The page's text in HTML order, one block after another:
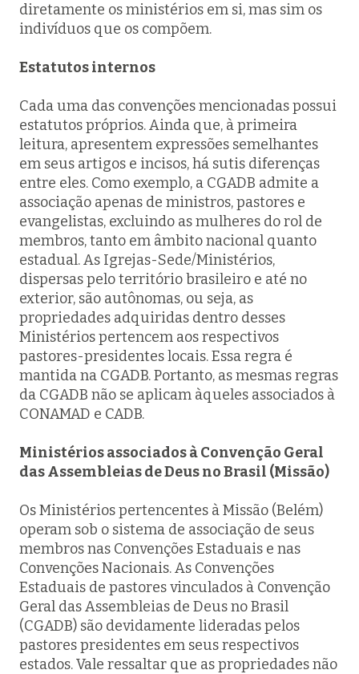
diretamente os ministérios em si, mas sim os
indivíduos que os compõem.
Estatutos internos
Cada uma das convenções mencionadas possui
estatutos próprios. Ainda que, à primeira
leitura, apresentem expressões semelhantes
em seus artigos e incisos, há sutis diferenças
entre eles. Como exemplo, a CGADB admite a
associação apenas de ministros, pastores e
evangelistas, excluindo as mulheres do rol de
membros, tanto em âmbito nacional quanto
estadual. As Igrejas-Sede/Ministérios,
dispersas pelo território brasileiro e até no
exterior, são autônomas, ou seja, as
propriedades adquiridas dentro desses
Ministérios pertencem aos respectivos
pastores-presidentes locais. Essa regra é
mantida na CGADB. Portanto, as mesmas regras
da CGADB não se aplicam àqueles associados à
CONAMAD e CADB.
Ministérios associados à Convenção Geral
das Assembleias de Deus no Brasil (Missão)
Os Ministérios pertencentes à Missão (Belém)
operam sob o sistema de associação de seus
membros nas Convenções Estaduais e nas
Convenções Nacionais. As Convenções
Estaduais de pastores vinculados à Convenção
Geral das Assembleias de Deus no Brasil
(CGADB) são devidamente lideradas pelos
pastores presidentes em seus respectivos
estados. Vale ressaltar que as propriedades não